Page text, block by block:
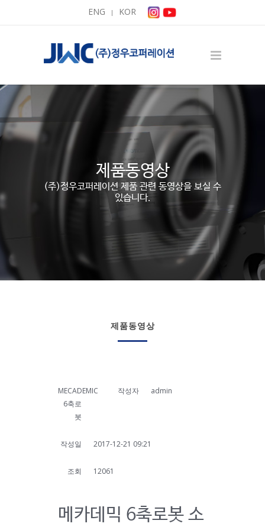
ENG KOR
제품동영상
(주)정우코퍼레이션 제품 관련 동영상을 보실 수
있습니다.
제품동영상
MECADEMIC
6축로
봇
작성자 admin
작성일 2017-12-21 09:21
조회 12061
메카데믹 6축로봇 소